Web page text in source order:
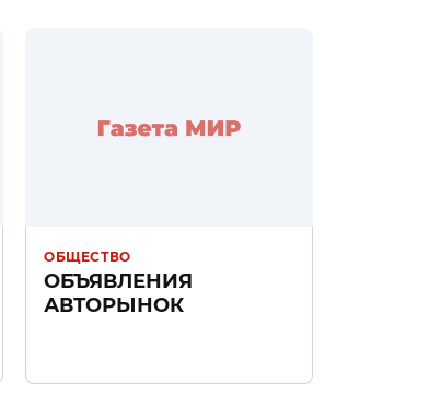
ОБЩЕСТВО
ОБЪЯВЛЕНИЯ
АВТОРЫНОК